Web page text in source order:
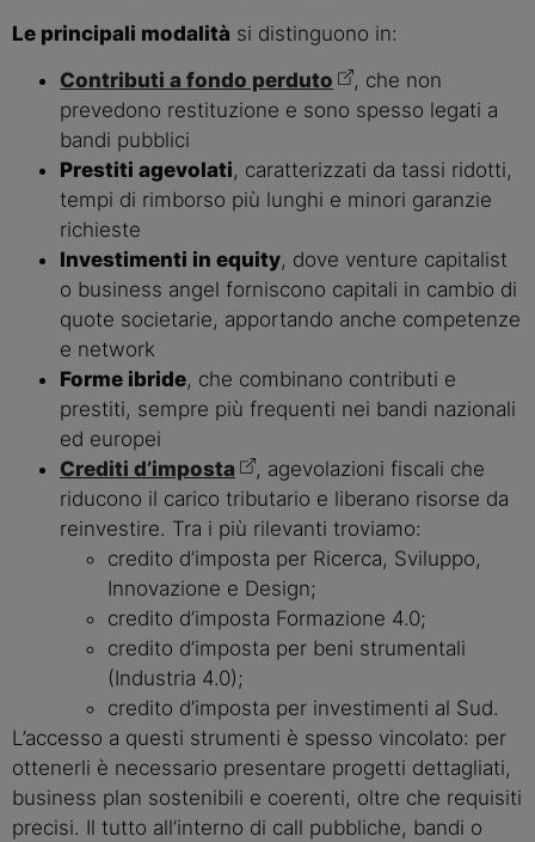
Le principali modalità si distinguono in:
Contributi a fondo perduto
, che non
prevedono restituzione e sono spesso legati a
bandi pubblici
Prestiti agevolati, caratterizzati da tassi ridotti,
tempi di rimborso più lunghi e minori garanzie
richieste
Investimenti in equity, dove venture capitalist
o business angel forniscono capitali in cambio di
quote societarie, apportando anche competenze
e network
Forme ibride, che combinano contributi e
prestiti, sempre più frequenti nei bandi nazionali
ed europei
Crediti d’imposta
, agevolazioni fiscali che
riducono il carico tributario e liberano risorse da
reinvestire. Tra i più rilevanti troviamo:
credito d’imposta per Ricerca, Sviluppo,
Innovazione e Design;
credito d’imposta Formazione 4.0;
credito d’imposta per beni strumentali
(Industria 4.0);
credito d’imposta per investimenti al Sud.
L’accesso a questi strumenti è spesso vincolato: per
ottenerli è necessario presentare progetti dettagliati,
business plan sostenibili e coerenti, oltre che requisiti
precisi. Il tutto all’interno di call pubbliche, bandi o